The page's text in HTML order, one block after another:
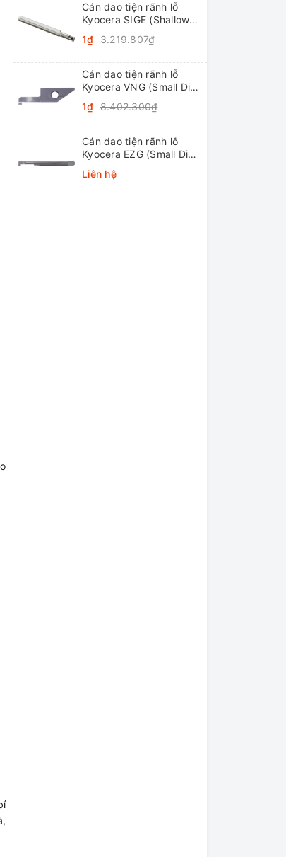
Cán dao tiện rãnh lỗ
Kyocera SIGE (Shallow
1₫ 3.219.807₫
Cán dao tiện rãnh lỗ
Kyocera VNG (Small Dia.
System Tip-Bars)
1₫ 8.402.300₫
Cán dao tiện rãnh lỗ
Kyocera EZG (Small Dia.
Bars)
Liên hệ